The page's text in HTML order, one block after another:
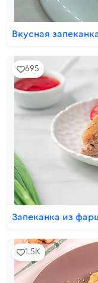
Вкусная
695
Запеканка из
1.5K